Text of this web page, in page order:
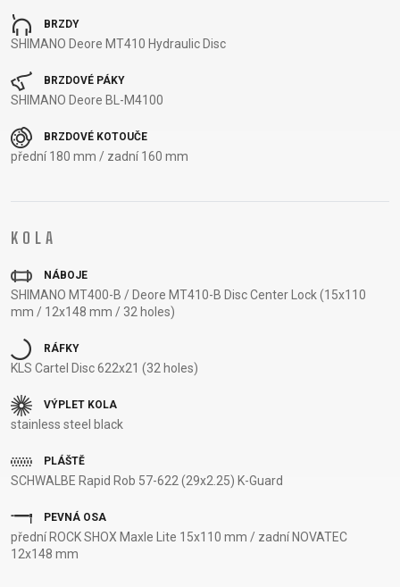
OBLEČENÍ
PODPORA
MÉDIA A
PODPORA
REGISTRACE
RÁMU
BRZDY
SHIMANO Deore MT410 Hydraulic Disc
BRZDOVÉ PÁKY
SHIMANO Deore BL-M4100
BRZDOVÉ KOTOUČE
přední 180 mm / zadní 160 mm
KOLA
NÁBOJE
SHIMANO MT400-B / Deore MT410-B Disc Center Lock (15x110
mm / 12x148 mm / 32 holes)
RÁFKY
KLS Cartel Disc 622x21 (32 holes)
VÝPLET KOLA
stainless steel black
PLÁŠTĚ
SCHWALBE Rapid Rob 57-622 (29x2.25) K-Guard
PEVNÁ OSA
přední ROCK SHOX Maxle Lite 15x110 mm / zadní NOVATEC
12x148 mm